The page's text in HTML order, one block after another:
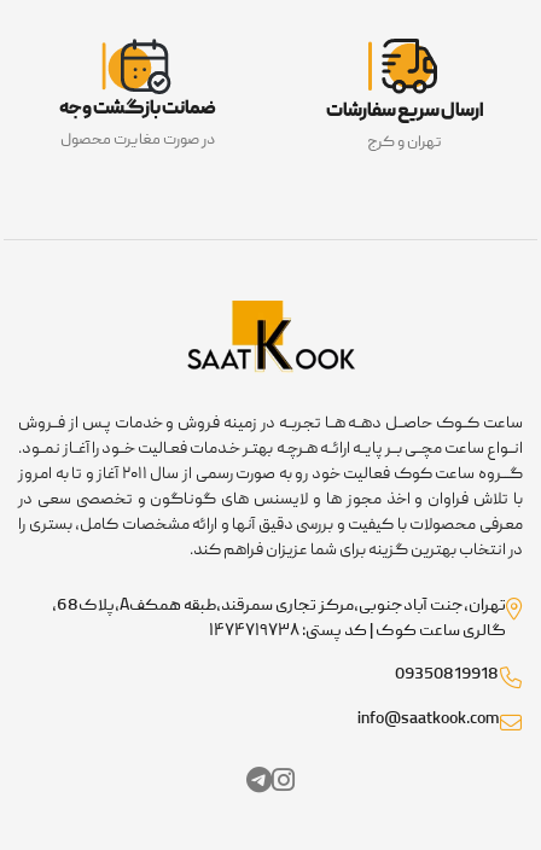
ارسال سریع سفارشات
تهران و کرج
ضمانت بازگشت وجه
در صورت مغایرت محصول
ساعت کــوک حاصــل دهــه هــا تجربــه در زمینه فروش و خدمات پـس از فــروش
انــواع ساعت مچــی بــر پایــه ارائــه هـرچـه بهتـر خـدمات فعـالیت خــود را آغــاز نمــود.
گـــروه ساعت کوک فعالیت خود رو به صورت رسمی از سال ۲۰۱۱ آغاز و تا به امروز
با تلاش فراوان و اخذ مجوز ها و لایسنس های گوناگون و تخصصی سعی در
معرفی محصولات با کیفیت و بررسی دقیق آنها و ارائه مشخصات کامل، بستری را
در انتخاب بهترین گزینه برای شما عزیزان فراهم کند.
تهران،جنت آبادجنوبی،مرکز تجاری سمرقند،طبقه همکفA،پلاک68،
گالری ساعت کوک | کد پستی: ۱۴۷۴۷۱۹۷۳۸
09350819918
info@saatkook.com